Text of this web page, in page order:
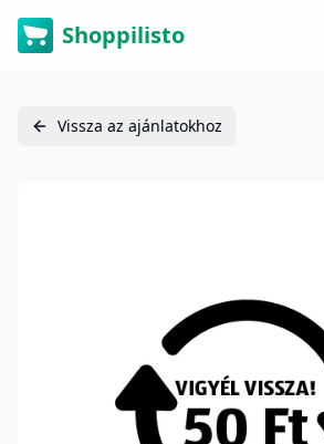
Shoppilisto
Vissza az ajánlatokhoz